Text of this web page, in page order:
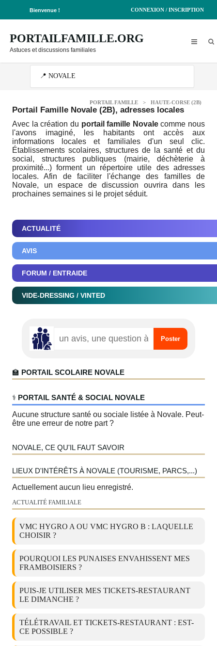
Bienvenue ! CONNEXION / INSCRIPTION
PORTAILFAMILLE.ORG
Astuces et discussions familiales
PORTAIL FAMILLE > HAUTE-CORSE (2B)
Portail Famille Novale (2B), adresses locales
Avec la création du portail famille Novalecomme nous
l'avons imaginé, les habitants ont accès aux
informations locales et familiales d'un seul clic.
Établissements scolaires, structures de la santé et du
social, structures publiques (mairie, déchèterie à
proximité...) forment un répertoire utile des adresses
locales. Afin de faciliter l'échange des familles de
Novale, un espace de discussion ouvrira dans les
prochaines semaines si le projet séduit.
ACTUALITÉ
AVIS
FORUM / ENTRAIDE
VIDE-DRESSING / VINTED
🏫 PORTAIL SCOLAIRE NOVALE
‍⚕️ PORTAIL SANTÉ & SOCIAL NOVALE
Aucune structure santé ou sociale listée à Novale. Peut-
être une erreur de notre part ?
NOVALE, CE QU'IL FAUT SAVOIR
LIEUX D'INTÉRÊTS À NOVALE (TOURISME, PARCS,...)
Actuellement aucun lieu enregistré.
ACTUALITÉ FAMILIALE
VMC HYGRO A OU VMC HYGRO B : LAQUELLE
CHOISIR ?
POURQUOI LES PUNAISES ENVAHISSENT MES
FRAMBOISIERS ?
PUIS-JE UTILISER MES TICKETS-RESTAURANT
LE DIMANCHE ?
TÉLÉTRAVAIL ET TICKETS-RESTAURANT : EST-
CE POSSIBLE ?